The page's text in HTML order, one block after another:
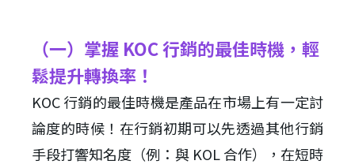
（一）掌握 KOC 行銷的最佳時機，輕
鬆提升轉換率！
KOC 行銷的最佳時機是產品在市場上有一定討
論度的時候！在行銷初期可以先透過其他行銷
手段打響知名度（例：與 KOL 合作），在短時